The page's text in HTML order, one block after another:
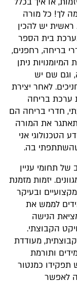
לך! כל מורה
ראשית יש להכין
בית הספר
בריחה, רחפנים,
ניתן
וגם שם יש
לאחר יצירת
ערכת בריחה
חדרי בריחה הם
את המורה
הטכנולוגי אני
בה.
תחומי עניין
יזמות מזמנת
ובעיקר
לממש את
הנישה
הקבוצתי.
מעודדת
ותורמת
כמנטור
לאפשר